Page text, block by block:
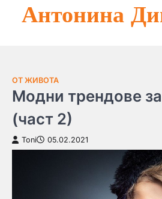
Антонина
ОТ ЖИВОТА
Модни трендове
(част 2)
Toni 05.02.2021